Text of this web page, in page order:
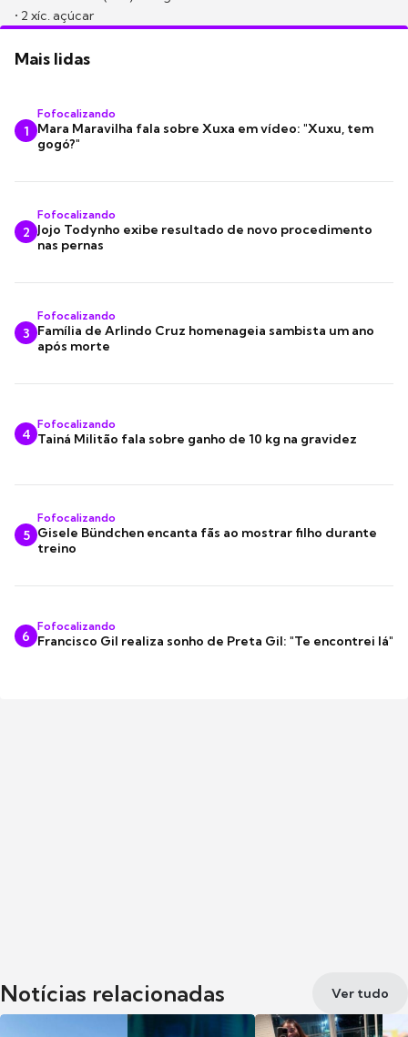
• 2 xíc. açúcar
Mais lidas
1
Fofocalizando
Mara Maravilha fala sobre Xuxa em vídeo: "Xuxu, tem
gogó?"
2
Fofocalizando
Jojo Todynho exibe resultado de novo procedimento
nas pernas
3
Fofocalizando
Família de Arlindo Cruz homenageia sambista um ano
após morte
4
Fofocalizando
Tainá Militão fala sobre ganho de 10 kg na gravidez
5
Fofocalizando
Gisele Bündchen encanta fãs ao mostrar filho durante
treino
6
Fofocalizando
Francisco Gil realiza sonho de Preta Gil: "Te encontrei lá"
Notícias relacionadas Ver tudo